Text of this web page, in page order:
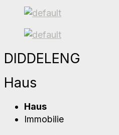
DIDDELENG
Haus
Haus
Immobilie